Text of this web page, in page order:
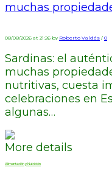
muchas
08/08/2026 at 21:26 by Roberto Valdés / 0
Sardinas: el
muchas
nutritivas, cuesta
celebraciones en
algunas…
More details
Alimentación y Nutrición